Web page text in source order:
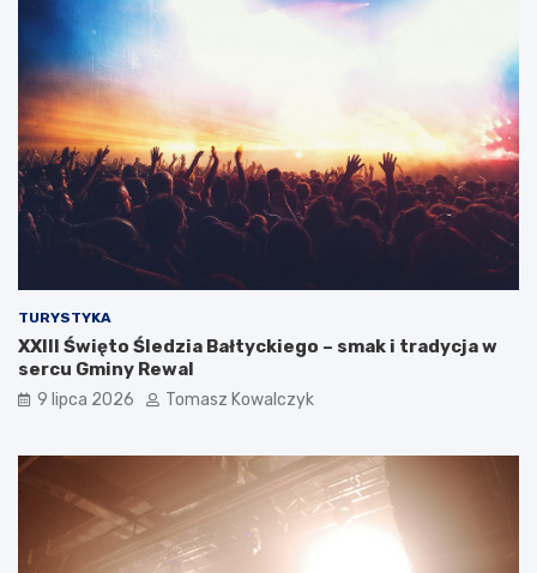
TURYSTYKA
XXIII Święto Śledzia Bałtyckiego – smak i tradycja w
sercu Gminy Rewal
9 lipca 2026 Tomasz Kowalczyk